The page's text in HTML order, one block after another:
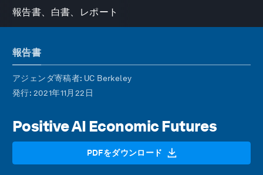
報告書、白書、レポート
報告書
アジェンダ寄稿者: UC Berkeley
発行: 2021年11月22日
Positive AI Economic Futures
PDFをダウンロード